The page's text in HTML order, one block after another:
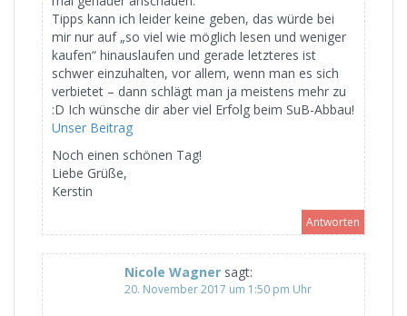
Tipps kann ich leider keine geben, das würde bei
mir nur auf „so viel wie möglich lesen und weniger
kaufen“ hinauslaufen und gerade letzteres ist
schwer einzuhalten, vor allem, wenn man es sich
verbietet – dann schlägt man ja meistens mehr zu
:D Ich wünsche dir aber viel Erfolg beim SuB-Abbau!
Unser Beitrag
Noch einen schönen Tag!
Liebe Grüße,
Kerstin
Antworten
Nicole Wagner sagt:
20. November 2017 um 1:50 pm Uhr